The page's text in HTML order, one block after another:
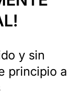
y sin
principio a